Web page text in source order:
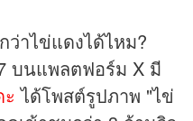
ว่าไข่แดงได้ไหม?
บนแพลตฟอร์ม X มี
ได้โพสต์รูปภาพ "ไข่